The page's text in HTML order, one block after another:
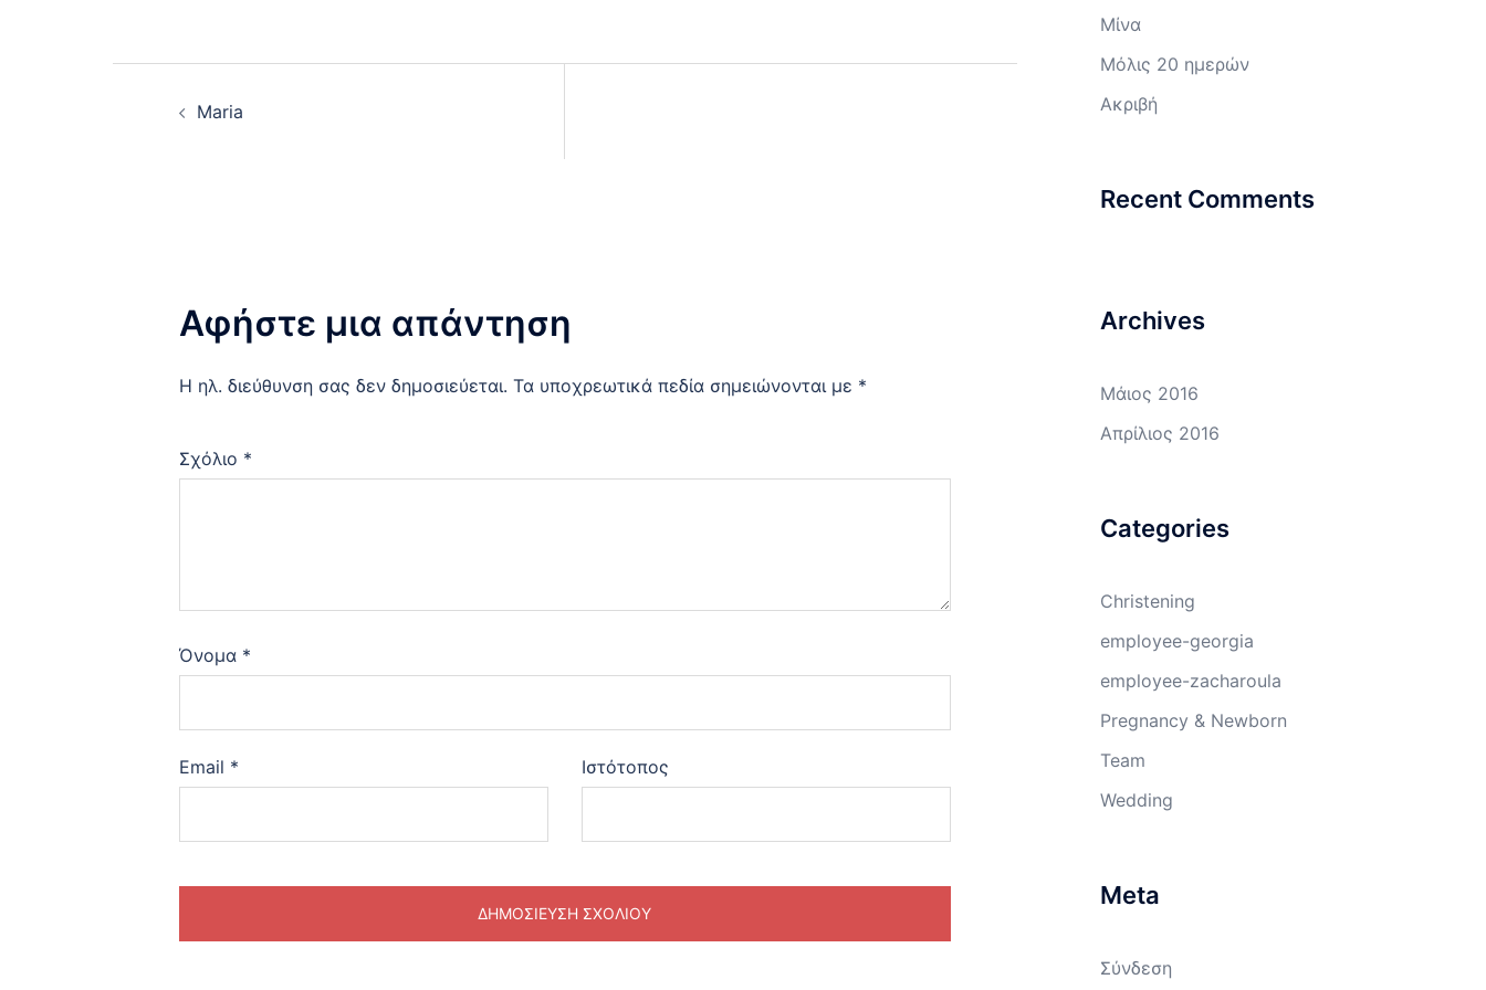
navigation
Maria
Αφήστε μια απάντηση
Η ηλ. διεύθυνση σας δεν δημοσιεύεται. Τα υποχρεωτικά πεδία σημειώνονται με *
Σχόλιο *
Όνομα *
Email * Ιστότοπος
Μίνα
Μόλις 20 ημερών
Ακριβή
Recent Comments
Archives
Μάιος 2016
Απρίλιος 2016
Categories
Christening
employee-georgia
employee-zacharoula
Pregnancy & Newborn
Team
Wedding
Meta
Σύνδεση